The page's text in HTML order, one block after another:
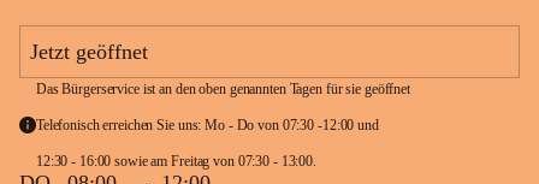
Jetzt geöffnet
Das Bürgerservice ist an den oben genannten Tagen für sie geöffnet
Telefonisch erreichen Sie uns: Mo - Do von 07:30 -12:00 und